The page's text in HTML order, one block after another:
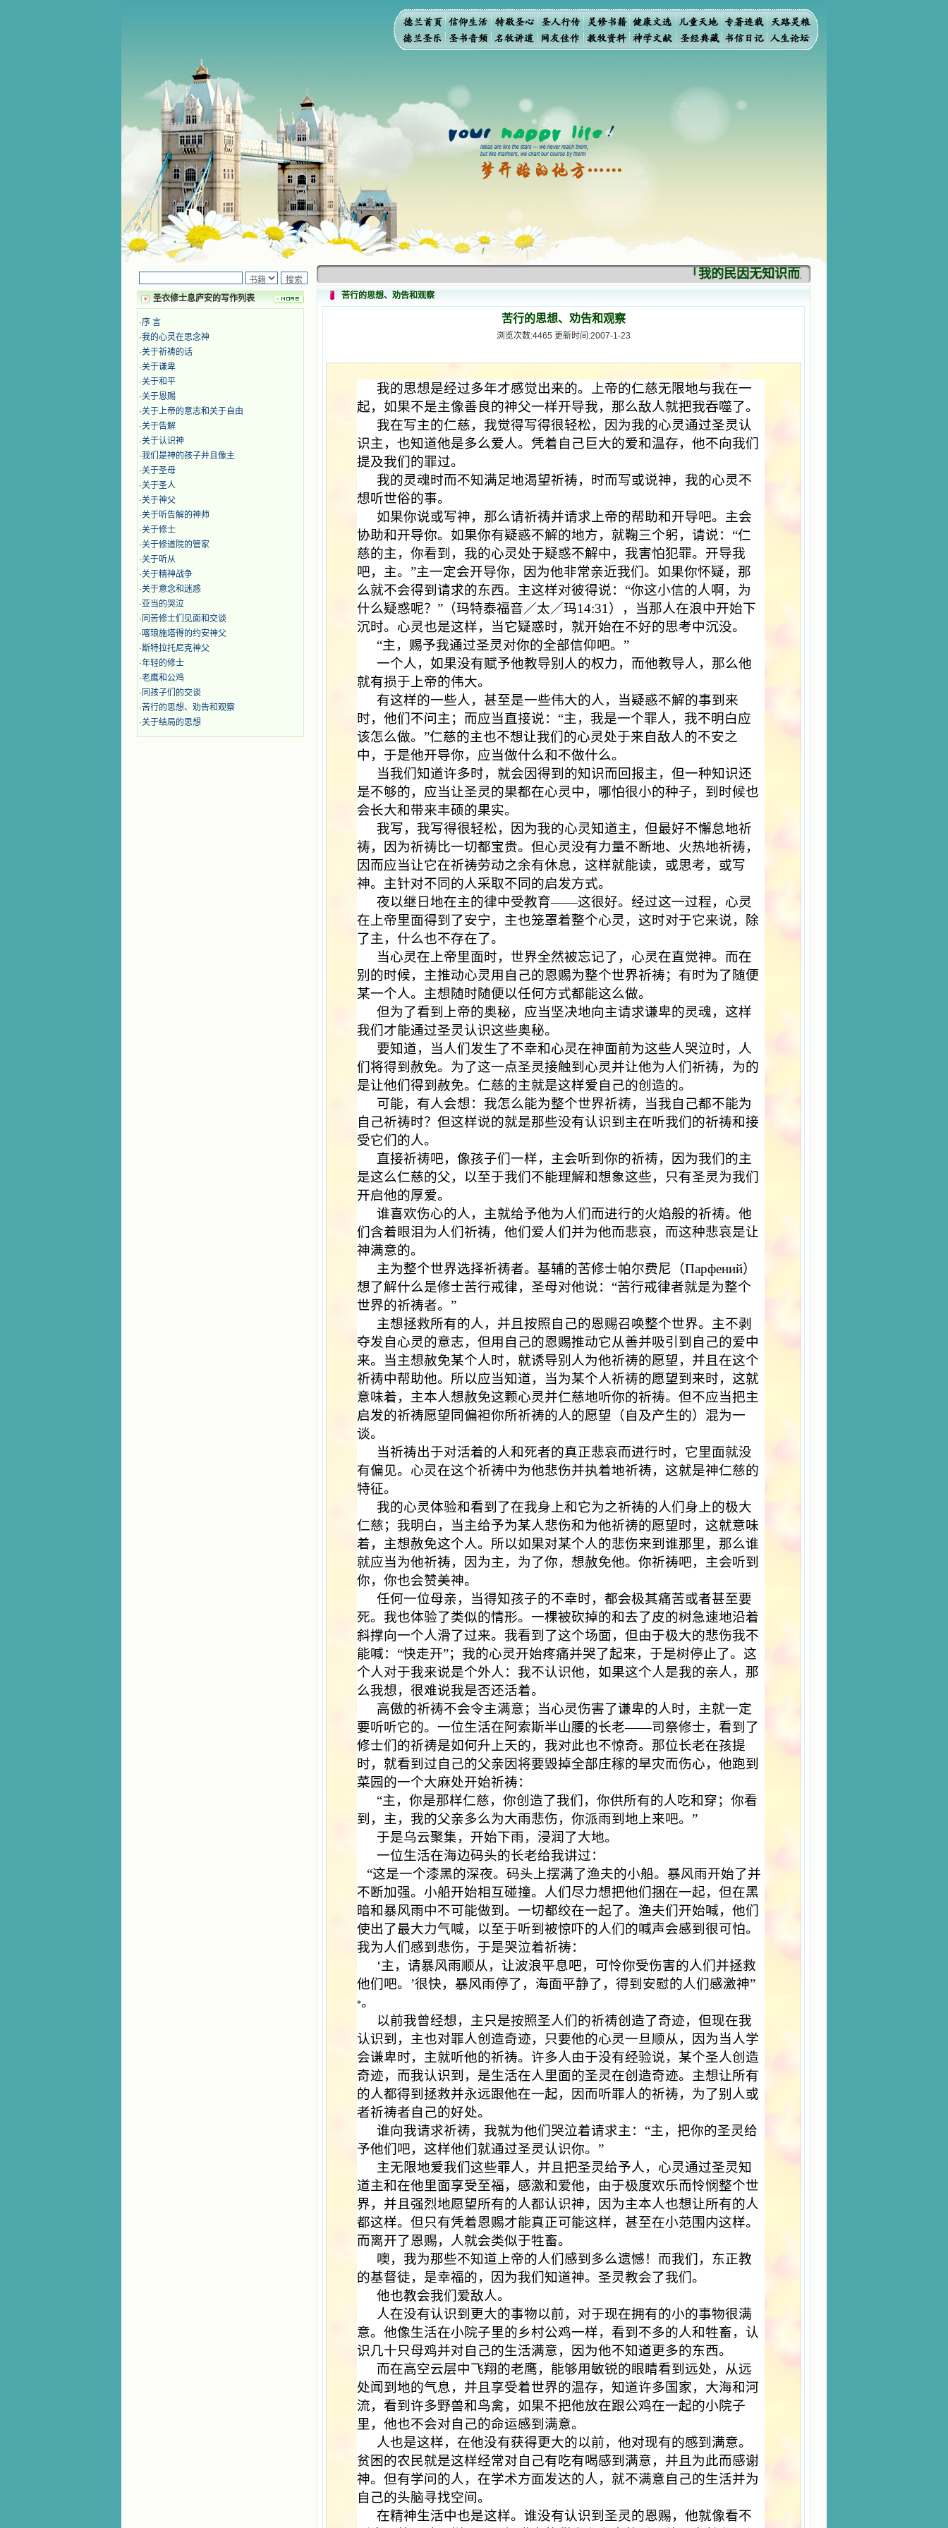
圣衣修士息庐安的写作列表
·序 言
·我的心灵在思念神
·关于祈祷的话
·关于谦卑
·关于和平
·关于恩赐
·关于上帝的意志和关于自由
·关于告解
·关于认识神
·我们是神的孩子并且像主
·关于圣母
·关于圣人
·关于神父
·关于听告解的神师
·关于修士
·关于修道院的管家
·关于听从
·关于精神战争
·关于意念和迷惑
·亚当的哭泣
· 同苦修士们见面和交谈
·喀琅施塔得的约安神父
·斯特拉托尼克神父
·年轻的修士
·老鹰和公鸡
· 同孩子们的交谈
·苦行的思想、劝告和观察
·关于结局的思想
「我的民因无知识而灭亡。你弃掉知识，我也必
苦行的思想、劝告和观察
苦行的思想、劝告和观察
浏览次数:4465 更新时间:2007-1-23
我的思想是经过多年才感觉出来的。上帝的仁慈无限地与我在一
起，如果不是主像善良的神父一样开导我，那么敌人就把我吞噬了。
我在写主的仁慈，我觉得写得很轻松，因为我的心灵通过圣灵认
识主，也知道他是多么爱人。凭着自己巨大的爱和温存，他不向我们
提及我们的罪过。
我的灵魂时而不知满足地渴望祈祷，时而写或说神，我的心灵不
想听世俗的事。
如果你说或写神，那么请祈祷并请求上帝的帮助和开导吧。主会
协助和开导你。如果你有疑惑不解的地方，就鞠三个躬，请说：“仁
慈的主，你看到，我的心灵处于疑惑不解中，我害怕犯罪。开导我
吧，主。”主一定会开导你，因为他非常亲近我们。如果你怀疑，那
么就不会得到请求的东西。主这样对彼得说：“你这小信的人啊，为
什么疑惑呢？”（玛特泰福音／太／玛14:31 ），当那人在浪中开始下
沉时。心灵也是这样，当它疑惑时，就开始在不好的思考中沉没。
“主，赐予我通过圣灵对你的全部信仰吧。”
一个人，如果没有赋予他教导别人的权力，而他教导人，那么他
就有损于上帝的伟大。
有这样的一些人，甚至是一些伟大的人，当疑惑不解的事到来
时，他们不问主；而应当直接说：“主，我是一个罪人，我不明白应
该怎么做。”仁慈的主也不想让我们的心灵处于来自敌人的不安之
中，于是他开导你，应当做什么和不做什么。
当我们知道许多时，就会因得到的知识而回报主，但一种知识还
是不够的，应当让圣灵的果都在心灵中，哪怕很小的种子，到时候也
会长大和带来丰硕的果实。
我写，我写得很轻松，因为我的心灵知道主，但最好不懈怠地祈
祷，因为祈祷比一切都宝贵。但心灵没有力量不断地、火热地祈祷，
因而应当让它在祈祷劳动之余有休息，这样就能读，或思考，或写
神。主针对不同的人采取不同的启发方式。
夜以继日地在主的律中受教育——这很好。经过这一过程，心灵
在上帝里面得到了安宁，主也笼罩着整个心灵，这时对于它来说，除
了主，什么也不存在了。
当心灵在上帝里面时，世界全然被忘记了，心灵在直觉神。而在
别的时候，主推动心灵用自己的恩赐为整个世界祈祷；有时为了随便
某一个人。主想随时随便以任何方式都能这么做。
但为了看到上帝的奥秘，应当坚决地向主请求谦卑的灵魂，这样
我们才能通过圣灵认识这些奥秘。
要知道，当人们发生了不幸和心灵在神面前为这些人哭泣时，人
们将得到赦免。为了这一点圣灵接触到心灵并让他为人们祈祷，为的
是让他们得到赦免。仁慈的主就是这样爱自己的创造的。
可能，有人会想：我怎么能为整个世界祈祷，当我自己都不能为
自己祈祷时？但这样说的就是那些没有认识到主在听我们的祈祷和接
受它们的人。
直接祈祷吧，像孩子们一样，主会听到你的祈祷，因为我们的主
是这么仁慈的父，以至于我们不能理解和想象这些，只有圣灵为我们
开启他的厚爱。
谁喜欢伤心的人，主就给予他为人们而进行的火焰般的祈祷。他
们含着眼泪为人们祈祷，他们爱人们并为他而悲哀，而这种悲哀是让
神满意的。
主为整个世界选择祈祷者。基辅的苦修士帕尔费尼（Парфений）
想了解什么是修士苦行戒律，圣母对他说：“苦行戒律者就是为整个
世界的祈祷者。”
主想拯救所有的人，并且按照自己的恩赐召唤整个世界。主不剥
夺发自心灵的意志，但用自己的恩赐推动它从善并吸引到自己的爱中
来。当主想赦免某个人时，就诱导别人为他祈祷的愿望，并且在这个
祈祷中帮助他。所以应当知道，当为某个人祈祷的愿望到来时，这就
意味着，主本人想赦免这颗心灵并仁慈地听你的祈祷。但不应当把主
启发的祈祷愿望同偏袒你所祈祷的人的愿望（自及产生的）混为一
谈。
当祈祷出于对活着的人和死者的真正悲哀而进行时，它里面就没
有偏见。心灵在这个祈祷中为他悲伤并执着地祈祷，这就是神仁慈的
特征。
我的心灵体验和看到了在我身上和它为之祈祷的人们身上的极大
仁慈；我明白，当主给予为某人悲伤和为他祈祷的愿望时，这就意味
着，主想赦免这个人。所以如果对某个人的悲伤来到谁那里，那么谁
就应当为他祈祷，因为主，为了你，想赦免他。你祈祷吧，主会听到
你，你也会赞美神。
任何一位母亲，当得知孩子的不幸时，都会极其痛苦或者甚至要
死。我也体验了类似的情形。一棵被砍掉的和去了皮的树急速地沿着
斜撑向一个人滑了过来。我看到了这个场面，但由于极大的悲伤我不
能喊：“快走开”；我的心灵开始疼痛并哭了起来，于是树停止了。这
个人对于我来说是个外人：我不认识他，如果这个人是我的亲人，那
么我想，很难说我是否还活着。
高傲的祈祷不会令主满意；当心灵伤害了谦卑的人时，主就一定
要听听它的。一位生活在阿索斯半山腰的长老——司祭修士，看到了
修士们的祈祷是如何升上天的，我对此也不惊奇。那位长老在孩提
时，就看到过自己的父亲因将要毁掉全部庄稼的旱灾而伤心，他跑到
菜园的一个大麻处开始祈祷：
“主，你是那样仁慈，你创造了我们，你供所有的人吃和穿；你看
到，主，我的父亲多么为大雨悲伤，你派雨到地上来吧。”
于是乌云聚集，开始下雨，浸润了大地。
一位生活在海边码头的长老给我讲过：
“这是一个漆黑的深夜。码头上摆满了渔夫的小船。暴风雨开始了并
不断加强。小船开始相互碰撞。人们尽力想把他们捆在一起，但在黑
暗和暴风雨中不可能做到。一切都绞在一起了。渔夫们开始喊，他们
使出了最大力气喊，以至于听到被惊吓的人们的喊声会感到很可怕。
我为人们感到悲伤，于是哭泣着祈祷：
‘主，请暴风雨顺从，让波浪平息吧，可怜你受伤害的人们并拯救
他们吧。’很快，暴风雨停了，海面平静了，得到安慰的人们感激神”
*。
以前我曾经想，主只是按照圣人们的祈祷创造了奇迹，但现在我
认识到，主也对罪人创造奇迹，只要他的心灵一旦顺从，因为当人学
会谦卑时，主就听他的祈祷。许多人由于没有经验说，某个圣人创造
奇迹，而我认识到，是生活在人里面的圣灵在创造奇迹。主想让所有
的人都得到拯救并永远跟他在一起，因而听罪人的祈祷，为了别人或
者祈祷者自己的好处。
谁向我请求祈祷，我就为他们哭泣着请求主：“主，把你的圣灵给
予他们吧，这样他们就通过圣灵认识你。”
主无限地爱我们这些罪人，并且把圣灵给予人，心灵通过圣灵知
道主和在他里面享受至福，感激和爱他，由于极度欢乐而怜悯整个世
界，并且强烈地愿望所有的人都认识神，因为主本人也想让所有的人
都这样。但只有凭着恩赐才能真正可能这样，甚至在小范围内这样。
而离开了恩赐，人就会类似于牲畜。
噢，我为那些不知道上帝的人们感到多么遗憾！而我们，东正教
的基督徒，是幸福的，因为我们知道神。圣灵教会了我们。
他也教会我们爱敌人。
人在没有认识到更大的事物以前，对于现在拥有的小的事物很满
意。他像生活在小院子里的乡村公鸡一样，看到不多的人和牲畜，认
识几十只母鸡并对自己的生活满意，因为他不知道更多的东西。
而在高空云层中飞翔的老鹰，能够用敏锐的眼睛看到远处，从远
处闻到地的气息，并且享受着世界的温存，知道许多国家，大海和河
流，看到许多野兽和鸟禽，如果不把他放在跟公鸡在一起的小院子
里，他也不会对自己的命运感到满意。
人也是这样，在他没有获得更大的以前，他对现有的感到满意。
贫困的农民就是这样经常对自己有吃有喝感到满意，并且为此而感谢
神。但有学问的人，在学术方面发达的人，就不满意自己的生活并为
自己的头脑寻找空间。
在精神生活中也是这样。谁没有认识到圣灵的恩赐，他就像看不